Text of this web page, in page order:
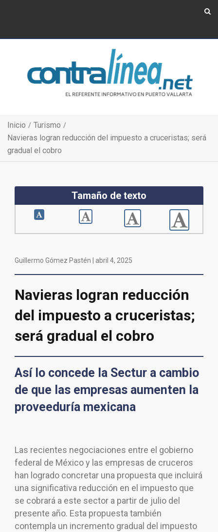
Inicio
Turismo
Navieras logran reducción del impuesto a cruceristas; será
gradual el cobro
Tamaño de texto
Guillermo Gómez Pastén | abril 4, 2025
Navieras logran reducción
del impuesto a cruceristas;
será gradual el cobro
Así lo concede la Sectur a cambio
de que las empresas aumenten la
proveeduría mexicana
Las recientes negociaciones entre el gobierno
federal de México y las empresas de cruceros
han logrado concretar una propuesta que incluirá
una significativa reducción en el impuesto que
se cobrará a este sector a partir de julio del
presente año. Esta propuesta también
contempla un incremento gradual del impuesto